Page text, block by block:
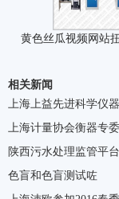
黄色丝瓜视频网站
相关新闻
上海上益先进科学仪
上海计量协会衡器专
陕西污水处理监管平
色盲和色盲测试咗